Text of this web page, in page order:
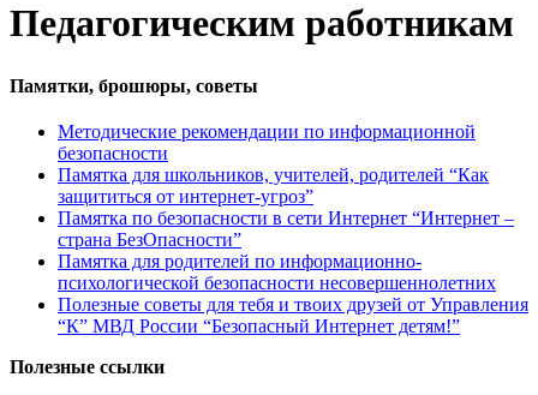
Педагогическим работникам
Памятки, брошюры, советы
Методические рекомендации по информационной
безопасности
Памятка для школьников, учителей, родителей “Как
защититься от интернет-угроз”
Памятка по безопасности в сети Интернет “Интернет –
страна БезОпасности”
Памятка для родителей по информационно-
психологической безопасности несовершеннолетних
Полезные советы для тебя и твоих друзей от Управления
“К” МВД России “Безопасный Интернет детям!”
Полезные ссылки